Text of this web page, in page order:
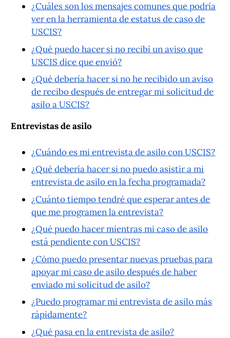
¿Cuáles son los mensajes comunes que podría
ver en la herramienta de estatus de caso de
USCIS?
¿Qué puedo hacer si no recibí un aviso que
USCIS dice que envió?
¿Qué debería hacer si no he recibido un aviso
de recibo después de entregar mi solicitud de
asilo a USCIS?
Entrevistas de asilo
¿Cuándo es mi entrevista de asilo con USCIS?
¿Qué debería hacer si no puedo asistir a mi
entrevista de asilo en la fecha programada?
¿Cuánto tiempo tendré que esperar antes de
que me programen la entrevista?
¿Qué puedo hacer mientras mi caso de asilo
está pendiente con USCIS?
¿Cómo puedo presentar nuevas pruebas para
apoyar mi caso de asilo después de haber
enviado mi solicitud de asilo?
¿Puedo programar mi entrevista de asilo más
rápidamente?
¿Qué pasa en la entrevista de asilo?